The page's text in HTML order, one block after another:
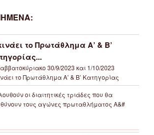
το Πρωτάθλημα Α’ & Β’
30/9/2023 και 1/10/2023
το Πρωτάθλημα Α’ & Β’ Κατηγορίας
οι διαιτητικές τριάδες που θα
τους αγώνες πρωταθλήματος Α&#